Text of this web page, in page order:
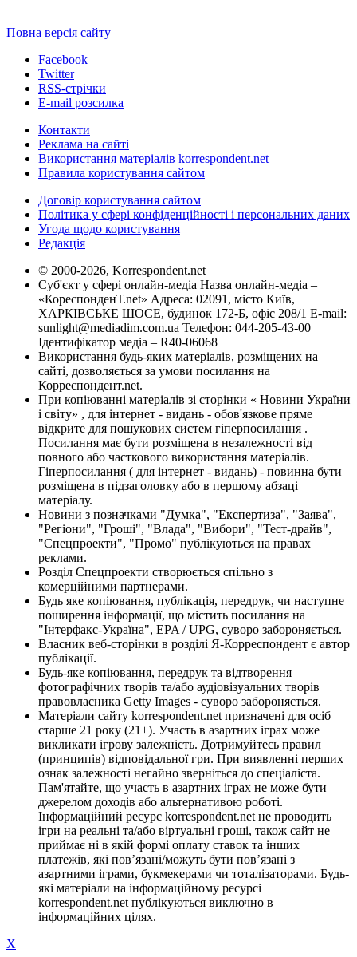
Повна версія сайту
Facebook
Twitter
RSS-стрічки
E-mail розсилка
Контакти
Реклама на сайті
Використання матеріалів korrespondent.net
Правила користування сайтом
Договір користування сайтом
Політика у сфері конфіденційності і персональних даних
Угода щодо користування
Редакція
© 2000-2026, Korrespondent.net
Суб'єкт у сфері онлайн-медіа Назва онлайн-медіа –
«КореспонденТ.net» Адреса: 02091, місто Київ,
ХАРКІВСЬКЕ ШОСЕ, будинок 172-Б, офіс 208/1 E-mail:
sunlight@mediadim.com.ua Телефон: 044-205-43-00
Ідентифікатор медіа – R40-06068
Використання будь-яких матеріалів, розміщених на
сайті, дозволяється за умови посилання на
Корреспондент.net.
При копіюванні матеріалів зі сторінки « Новини України
і світу» , для інтернет - видань - обов'язкове пряме
відкрите для пошукових систем гіперпосилання .
Посилання має бути розміщена в незалежності від
повного або часткового використання матеріалів.
Гіперпосилання ( для інтернет - видань) - повинна бути
розміщена в підзаголовку або в першому абзаці
матеріалу.
Новини з позначками "Думка", "Експертиза", "Заява",
"Регіони", "Гроші", "Влада", "Вибори", "Тест-драйв",
"Спецпроекти", "Промо" публікуються на правах
реклами.
Розділ Спецпроекти створюється спільно з
комерційними партнерами.
Будь яке копіювання, публікація, передрук, чи наступне
поширення інформації, що містить посилання на
"Інтерфакс-Україна", EPA / UPG, суворо забороняється.
Власник веб-сторінки в розділі Я-Корреспондент є автор
публікації.
Будь-яке копіювання, передрук та відтворення
фотографічних творів та/або аудіовізуальних творів
правовласника Getty Images - суворо забороняється.
Матеріали сайту korrespondent.net призначені для осіб
старше 21 року (21+). Участь в азартних іграх може
викликати ігрову залежність. Дотримуйтесь правил
(принципів) відповідальної гри. При виявленні перших
ознак залежності негайно зверніться до спеціаліста.
Пам'ятайте, що участь в азартних іграх не може бути
джерелом доходів або альтернативою роботі.
Інформаційний ресурс korrespondent.net не проводить
ігри на реальні та/або віртуальні гроші, також сайт не
приймає ні в якій формі оплату ставок та інших
платежів, які пов’язані/можуть бути пов’язані з
азартними іграми, букмекерами чи тоталізаторами. Будь-
які матеріали на інформаційному ресурсі
korrespondent.net публікуються виключно в
інформаційних цілях.
X